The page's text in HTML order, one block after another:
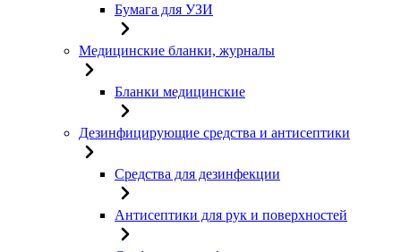
Бумага для УЗИ
Медицинские бланки, журналы
Бланки медицинские
Дезинфицирующие средства и антисептики
Средства для дезинфекции
Антисептики для рук и поверхностей